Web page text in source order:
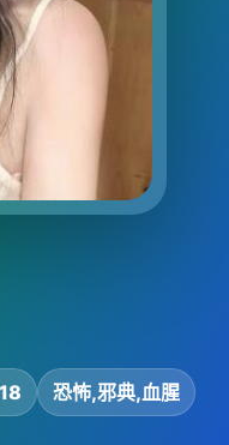
恐怖,邪典,血腥